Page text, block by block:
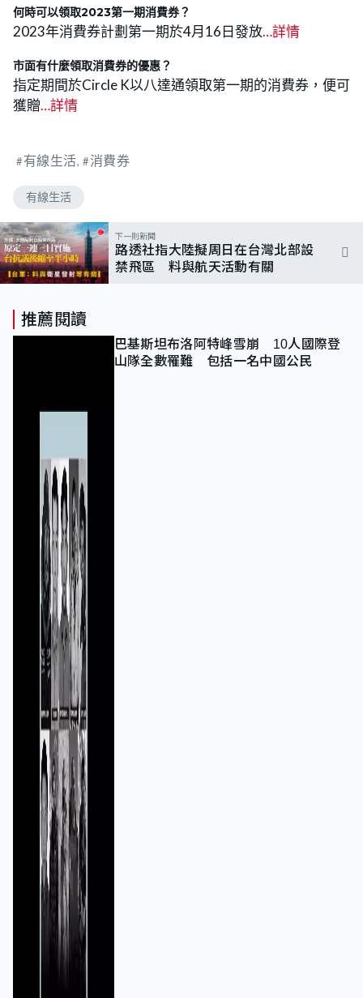
何時可以領取2023第一期消費券？
2023年消費券計劃第一期於4月16日發放…詳情
市面有什麼領取消費券的優惠？
指定期間於Circle K以八達通領取第一期的消費券，便可
獲贈…詳情
有線生活 消費券
有線生活
下一則新聞
路透社指大陸擬周日在台灣北部設
禁飛區 料與航天活動有關
推薦閱讀
巴基斯坦布洛阿特峰雪崩 10人國際登
山隊全數罹難 包括一名中國公民